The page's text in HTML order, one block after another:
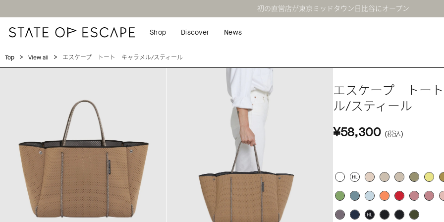
初の直営店が東京ミッドタウン日比谷にオープン
Shop Discover News
Top > View all > エスケープ トート キャラメル/スティール
エスケープ トー
ル/スティール
¥58,300 (税込)